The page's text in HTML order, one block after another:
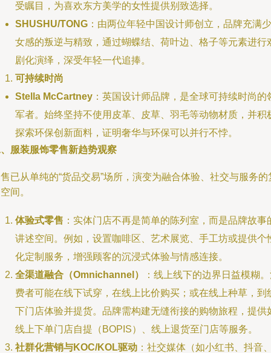
受瞩目，为喜欢东方美学的女性提供别致选择。
SHUSHU/TONG ：由两位年轻中国设计师创立，品牌充满少
女感的叛逆与精致，通过蝴蝶结、荷叶边、格子等元素进行
剧化演绎，深受年轻一代追捧。
可持续时尚
Stella McCartney ：英国设计师品牌，是全球可持续时尚的
军者。始终坚持不使用皮革、皮草、羽毛等动物材质，并积
探索环保创新面料，证明奢华与环保可以并行不悖。
服装服饰零售新趋势观察
已从单纯的“货品交易”场所，演变为融合体验、社交与服务的
间。
体验式零售 ：实体门店不再是简单的陈列室，而是品牌故事
讲述空间。例如，设置咖啡区、艺术展览、手工坊或提供个
化定制服务，增强顾客的沉浸式体验与情感连接。
全渠道融合（Omnichannel）
：线上线下的边界日益模糊
费者可能在线下试穿，在线上比价购买；或在线上种草，到
下门店体验并提货。品牌需构建无缝衔接的购物旅程，提供
线上下单门店自提（BOPIS）、线上退货至门店等服务。
社群化营销与KOC/KOL驱动 ：社交媒体（如小红书、抖音